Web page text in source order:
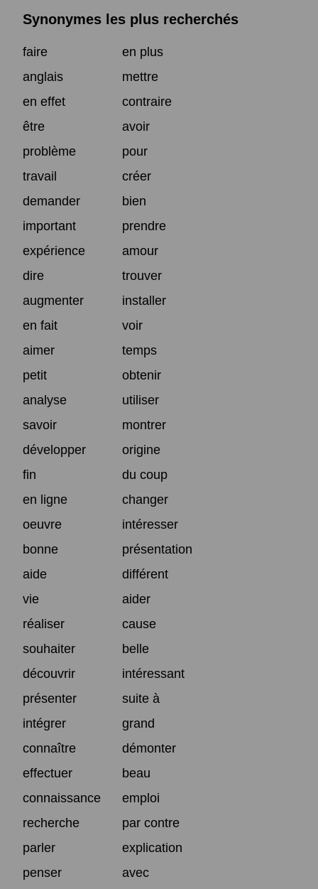
Synonymes les plus recherchés
faire
en plus
anglais
mettre
en effet
contraire
être
avoir
problème
pour
travail
créer
demander
bien
important
prendre
expérience
amour
dire
trouver
augmenter
installer
en fait
voir
aimer
temps
petit
obtenir
analyse
utiliser
savoir
montrer
développer
origine
fin
du coup
en ligne
changer
oeuvre
intéresser
bonne
présentation
aide
différent
vie
aider
réaliser
cause
souhaiter
belle
découvrir
intéressant
présenter
suite à
intégrer
grand
connaître
démonter
effectuer
beau
connaissance
emploi
recherche
par contre
parler
explication
penser
avec